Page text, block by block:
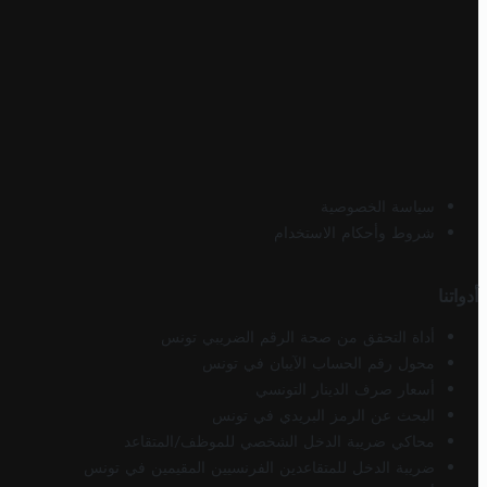
سياسة الخصوصية
شروط وأحكام الاستخدام
أدواتنا
أداة التحقق من صحة الرقم الضريبي تونس
محول رقم الحساب الآيبان في تونس
أسعار صرف الدينار التونسي
البحث عن الرمز البريدي في تونس
محاكي ضريبة الدخل الشخصي للموظف/المتقاعد
ضريبة الدخل للمتقاعدين الفرنسيين المقيمين في تونس